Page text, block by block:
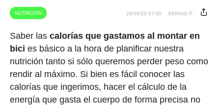
NUTRICIÓN 29/06/26 07:00 SERGIO P.
Saber las calorías que gastamos al montar en
bici es básico a la hora de planificar nuestra
nutrición tanto si sólo queremos perder peso como
rendir al máximo. Si bien es fácil conocer las
calorías que ingerimos, hacer el cálculo de la
energía que gasta el cuerpo de forma precisa no